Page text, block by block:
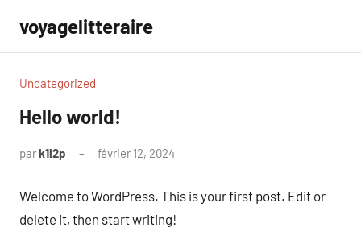
contenu
voyagelitteraire
Uncategorized
Hello world!
park1l2p février 12, 2024
Welcome to WordPress. This is your first post. Edit or
delete it, then start writing!